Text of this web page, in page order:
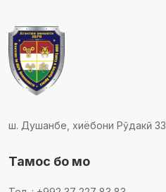
ш. Душанбе, хиёбони Рӯдакӣ 33
Тамос бо мо